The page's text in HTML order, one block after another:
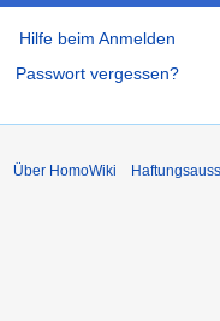
Hilfe beim Anmelden
Passwort vergessen?
Über HomoWiki